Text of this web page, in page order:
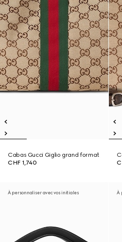
Cabas Gucci Giglio grand format
CHF 1,740
À personnaliser avec vos initiales À